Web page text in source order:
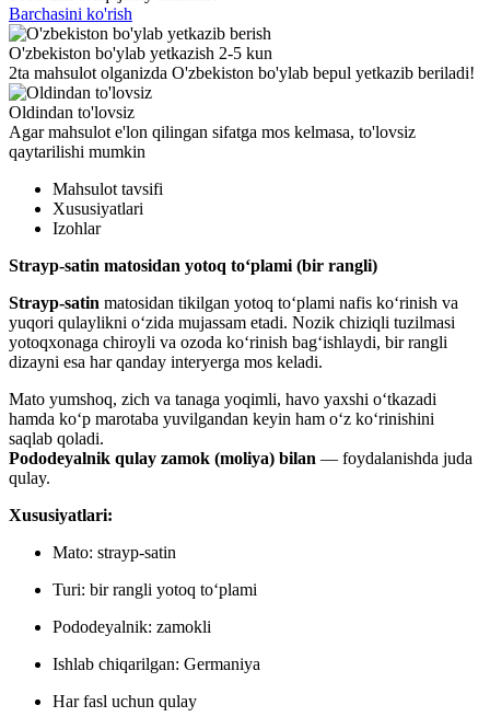
Barchasini ko'rish
O'zbekiston bo'ylab yetkazish 2-5 kun
2ta mahsulot olganizda O'zbekiston bo'ylab bepul yetkazib beriladi!
Oldindan to'lovsiz
Agar mahsulot e'lon qilingan sifatga mos kelmasa, to'lovsiz
qaytarilishi mumkin
Mahsulot tavsifi
Xususiyatlari
Izohlar
Strayp-satin matosidan yotoq to‘plami (bir rangli)
Strayp-satin matosidan tikilgan yotoq to‘plami nafis ko‘rinish va
yuqori qulaylikni o‘zida mujassam etadi. Nozik chiziqli tuzilmasi
yotoqxonaga chiroyli va ozoda ko‘rinish bag‘ishlaydi, bir rangli
dizayni esa har qanday interyerga mos keladi.
Mato yumshoq, zich va tanaga yoqimli, havo yaxshi o‘tkazadi
hamda ko‘p marotaba yuvilgandan keyin ham o‘z ko‘rinishini
saqlab qoladi.
Pododeyalnik qulay zamok (moliya) bilan — foydalanishda juda
qulay.
Xususiyatlari:
Mato: strayp-satin
Turi: bir rangli yotoq to‘plami
Pododeyalnik: zamokli
Ishlab chiqarilgan: Germaniya
Har fasl uchun qulay